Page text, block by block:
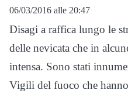
06/03/2016 alle 20:47
Disagi a raffica lungo le
delle nevicata che in
intensa. Sono stati
Vigili del fuoco che